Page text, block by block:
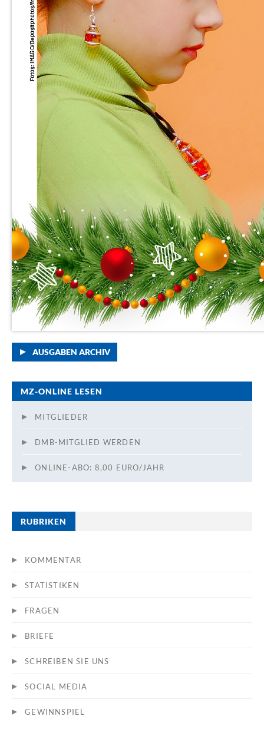
AUSGABEN ARCHIV
MZ-ONLINE LESEN
MITGLIEDER
DMB-MITGLIED WERDEN
ONLINE-ABO: 8,00 EURO/JAHR
RUBRIKEN
KOMMENTAR
STATISTIKEN
FRAGEN
BRIEFE
SCHREIBEN SIE UNS
SOCIAL MEDIA
GEWINNSPIEL